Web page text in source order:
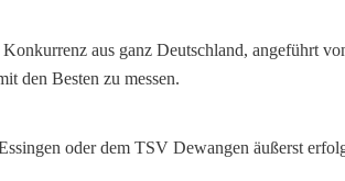
aus ganz Deutschland, angeführt
den Besten zu messen.
oder dem TSV Dewangen äußerst